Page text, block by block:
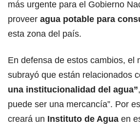
más urgente para el Gobierno
proveer agua potable para
esta zona del país.
En defensa de estos cambios, el
subrayó que están relacionados
una institucionalidad del agua”
puede ser una mercancía”. Por
creará un Instituto de Agua en